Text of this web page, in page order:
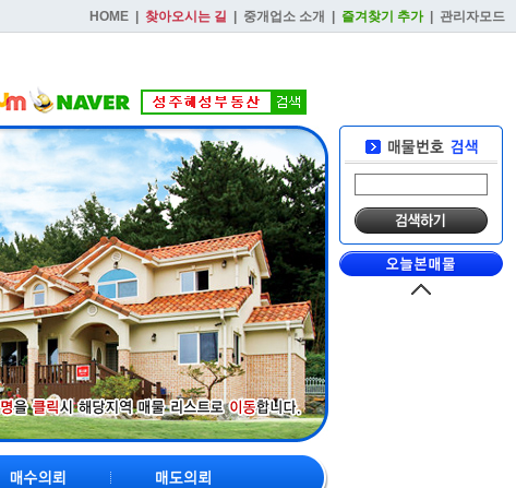
HOME 찾아오시는 길 중개업소 소개 즐겨찾기 추가| 관리자모드